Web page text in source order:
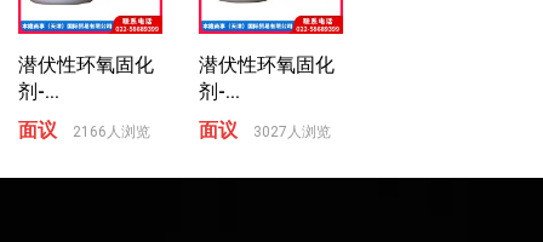
潜伏性环氧固化
剂-...
面议
2166人浏览
潜伏性环氧固化
剂-...
面议
3027人浏览